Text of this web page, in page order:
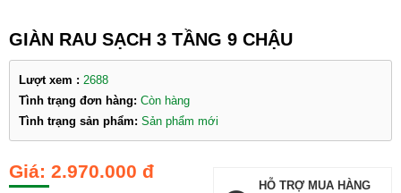
GIÀN RAU SẠCH 3 TẦNG 9 CHẬU
Lượt xem : 2688
Tình trạng đơn hàng: Còn hàng
Tình trạng sản phẩm: Sản phẩm mới
2.970.000 đ
HỖ TRỢ MUA HÀNG